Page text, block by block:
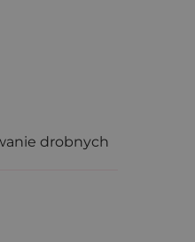
drobnych